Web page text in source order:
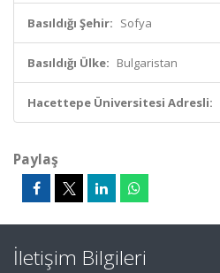
Basıldığı Şehir: Sofya
Basıldığı Ülke: Bulgaristan
Hacettepe Üniversitesi Adresli:
Paylaş
İletişim Bilgileri